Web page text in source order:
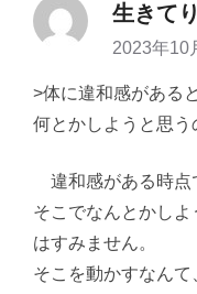
生きて
2023年10
>体に違和感がある
何とかしようと思う
違和感がある時点
そこでなんとかし
はすみません。
そこを動かすなん